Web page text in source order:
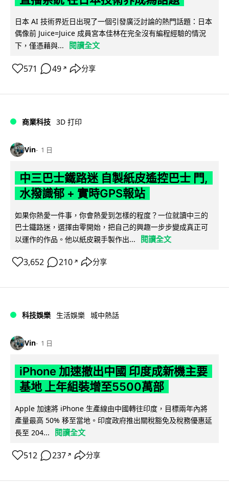
日本 AI 技術界近日出現了一個引發廣泛討論的熱門話題：日本
偶像前 Juice=Juice 成員宮本佳林在完全沒有編程經驗的情況
下，僅憑藉與...
閱讀全文
571 49 ↗ 分享
商業科技 3D 打印
Vin 1 日
中三巴士鐵路迷 自製紙皮遙控巴士 門,
水撥識郁 + 實時GPS報站
如果你熱愛一件事，你會熱愛到怎樣的程度？一位就讀中三的
巴士鐵路迷，選擇由零開始，把自己的興趣一步步變成真正可
以運作的作品。他以紙皮親手製作出...
閱讀全文
3,652 210 ↗ 分享
科技娛樂 生活娛樂 城中熱話
Vin 1 日
iPhone 加速撤出中國 印度成新機主要
基地 上年組裝增至5500萬部
Apple 加速將 iPhone 生產線由中國轉往印度，目標兩年內將
產量最高 50% 移至當地。印度政府推出關稅豁免及稅務優惠延
長至 204...
閱讀全文
512 237 ↗ 分享